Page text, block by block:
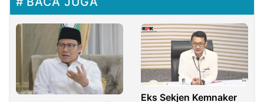
Eks Sekjen Kemnaker